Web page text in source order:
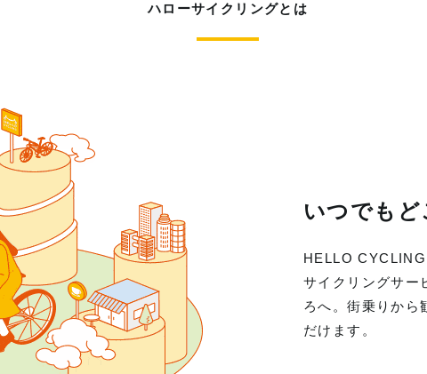
ハローサイクリングとは
いつでも
HELLO
サイクリングサー
ろへ。街乗りから
だけます。